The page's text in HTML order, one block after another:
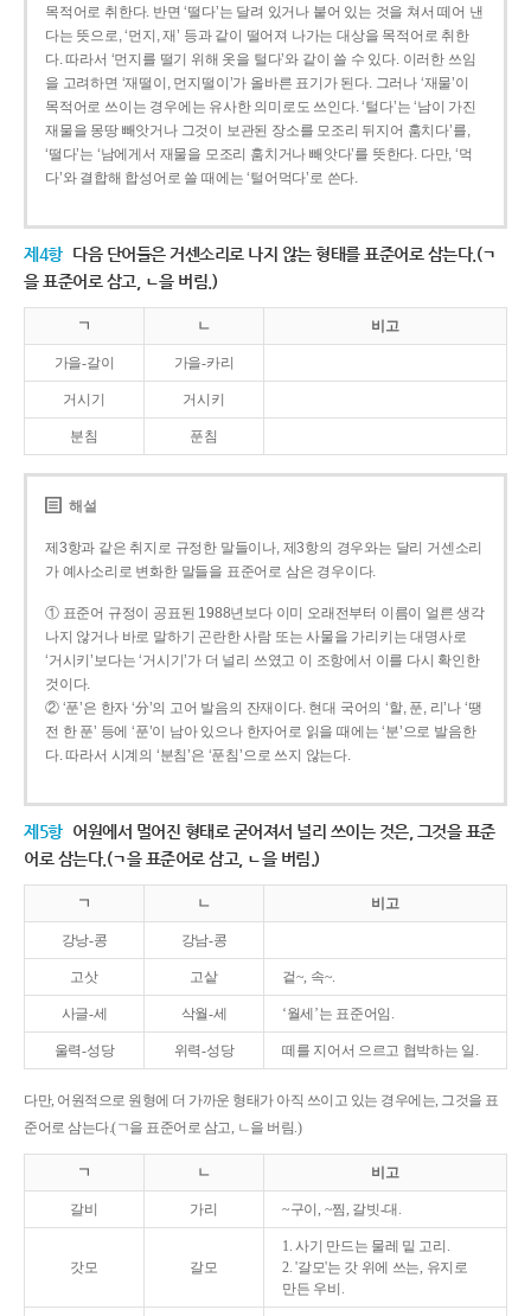
목적어로 취한다. 반면 ‘떨다’는 달려 있거나 붙어 있는 것을 쳐서 떼어 낸
다는 뜻으로, ‘먼지, 재’ 등과 같이 떨어져 나가는 대상을 목적어로 취한
다. 따라서 ‘먼지를 떨기 위해 옷을 털다’와 같이 쓸 수 있다. 이러한 쓰임
을 고려하면 ‘재떨이, 먼지떨이’가 올바른 표기가 된다. 그러나 ‘재물’이
목적어로 쓰이는 경우에는 유사한 의미로도 쓰인다. ‘털다’는 ‘남이 가진
재물을 몽땅 빼앗거나 그것이 보관된 장소를 모조리 뒤지어 훔치다’를,
‘떨다’는 ‘남에게서 재물을 모조리 훔치거나 빼앗다’를 뜻한다. 다만, ‘먹
다’와 결합해 합성어로 쓸 때에는 ‘털어먹다’로 쓴다.
제4항 다음 단어들은 거센소리로 나지 않는 형태를 표준어로 삼는다.(ㄱ
을 표준어로 삼고, ㄴ을 버림.)
ㄱ ㄴ 비고
가을-갈이 가을-카리
거시기 거시키
분침 푼침
해설
제3항과 같은 취지로 규정한 말들이나, 제3항의 경우와는 달리 거센소리
가 예사소리로 변화한 말들을 표준어로 삼은 경우이다.
① 표준어 규정이 공표된 1988년보다 이미 오래전부터 이름이 얼른 생각
나지 않거나 바로 말하기 곤란한 사람 또는 사물을 가리키는 대명사로
‘거시키’보다는 ‘거시기’가 더 널리 쓰였고 이 조항에서 이를 다시 확인한
것이다.
② ‘푼’은 한자 ‘分’의 고어 발음의 잔재이다. 현대 국어의 ‘할, 푼, 리’나 ‘땡
전 한 푼’ 등에 ‘푼’이 남아 있으나 한자어로 읽을 때에는 ‘분’으로 발음한
다. 따라서 시계의 ‘분침’은 ‘푼침’으로 쓰지 않는다.
제5항 어원에서 멀어진 형태로 굳어져서 널리 쓰이는 것은, 그것을 표준
어로 삼는다.(ㄱ을 표준어로 삼고, ㄴ을 버림.)
ㄱ ㄴ 비고
강낭-콩 강남-콩
고삿 고샅 겉~, 속~.
사글-세 삭월-세 ‘월세’는 표준어임.
울력-성당 위력-성당 떼를 지어서 으르고 협박하는 일.
다만, 어원적으로 원형에 더 가까운 형태가 아직 쓰이고 있는 경우에는, 그것을 표
준어로 삼는다.(ㄱ을 표준어로 삼고, ㄴ을 버림.)
ㄱ ㄴ 비고
갈비 가리 ~구이, ~찜, 갈빗-대.
갓모 갈모
1. 사기 만드는 물레 밑 고리.
2. '갈모'는 갓 위에 쓰는, 유지로
만든 우비.